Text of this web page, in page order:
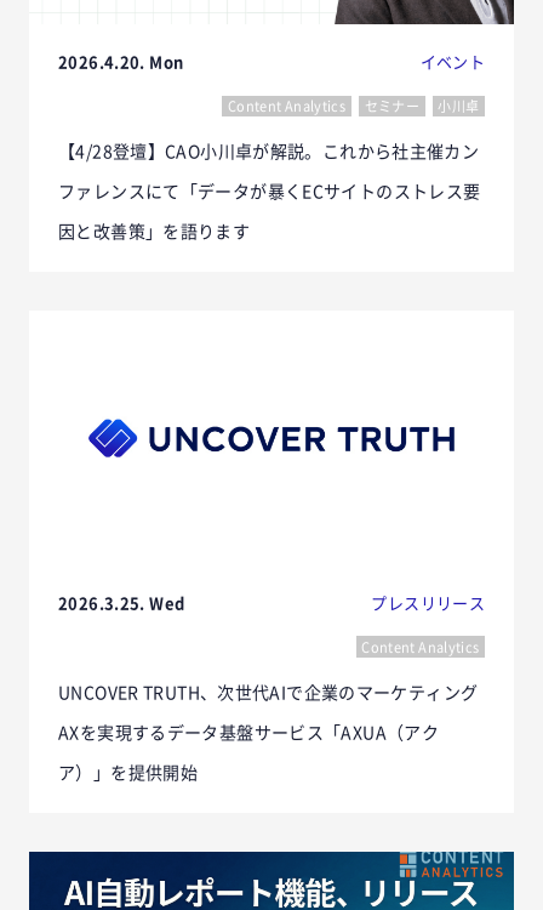
2026.4.20. Mon イベント
Content Analytics セミナー 小川卓
【4/28登壇】CAO小川卓が解説。これから社主催カン
ファレンスにて「データが暴くECサイトのストレス要
因と改善策」を語ります
2026.3.25. Wed プレスリリース
Content Analytics
UNCOVER TRUTH、次世代AIで企業のマーケティング
AXを実現するデータ基盤サービス「AXUA（アク
ア）」を提供開始